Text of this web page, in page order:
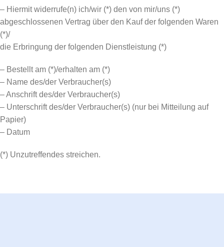
– Hiermit widerrufe(n) ich/wir (*) den von mir/uns (*)
abgeschlossenen Vertrag über den Kauf der folgenden Waren
(*)/
die Erbringung der folgenden Dienstleistung (*)
– Bestellt am (*)/erhalten am (*)
– Name des/der Verbraucher(s)
– Anschrift des/der Verbraucher(s)
– Unterschrift des/der Verbraucher(s) (nur bei Mitteilung auf
Papier)
– Datum
(*) Unzutreffendes streichen.